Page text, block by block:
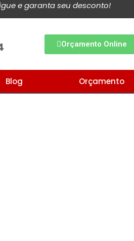
e garanta seu desconto!
Orçamento Online
Blog Orçamento